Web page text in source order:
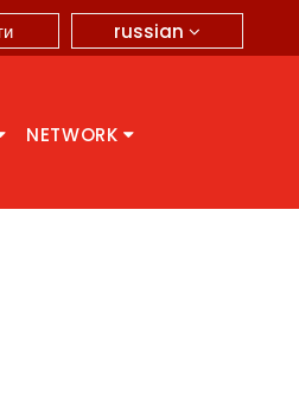
russian
NETWORK